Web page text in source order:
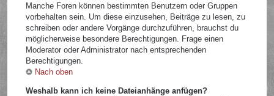
Manche Foren können bestimmten Benutzern oder Gruppen
vorbehalten sein. Um diese einzusehen, Beiträge zu lesen, zu
schreiben oder andere Vorgänge durchzuführen, brauchst du
möglicherweise besondere Berechtigungen. Frage einen
Moderator oder Administrator nach entsprechenden
Berechtigungen.
Nach oben
Weshalb kann ich keine Dateianhänge anfügen?